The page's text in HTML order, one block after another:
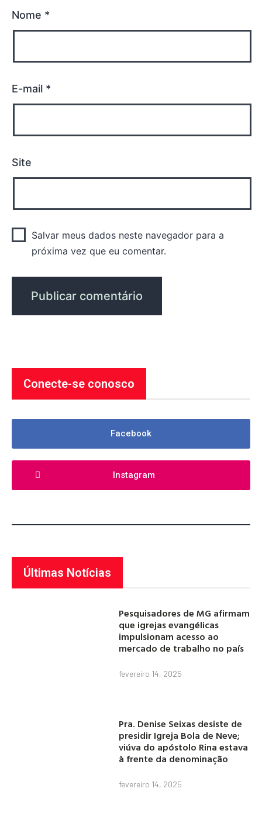
Nome *
E-mail *
Site
Salvar meus dados neste navegador para a
próxima vez que eu comentar.
Conecte-se conosco
Facebook
Instagram
Últimas Notícias
Pesquisadores de MG afirmam
que igrejas evangélicas
impulsionam acesso ao
mercado de trabalho no país
fevereiro 14, 2025
Pra. Denise Seixas desiste de
presidir Igreja Bola de Neve;
viúva do apóstolo Rina estava
à frente da denominação
fevereiro 14, 2025